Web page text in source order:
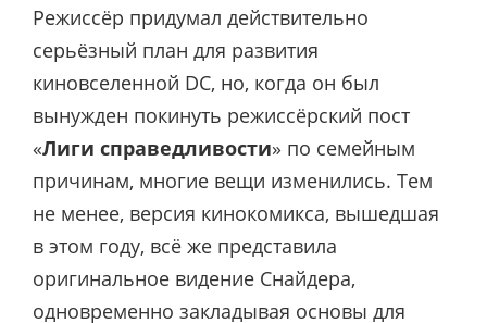
Режиссёр придумал действительно
серьёзный план для развития
киновселенной DC, но, когда он был
вынужден покинуть режиссёрский пост
«Лиги справедливости» по семейным
причинам, многие вещи изменились. Тем
не менее, версия кинокомикса, вышедшая
в этом году, всё же представила
оригинальное видение Снайдера,
одновременно закладывая основы для